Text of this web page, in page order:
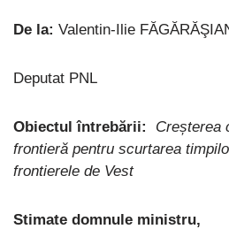
De la: Valentin-Ilie
Deputat PNL
Obiectul întrebării:
Creșterea
frontieră pentru scurtarea
frontierele de Vest
Stimate domnule ministru,